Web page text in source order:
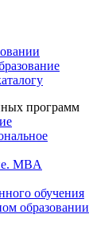
программ
MBA
обучения
образовании